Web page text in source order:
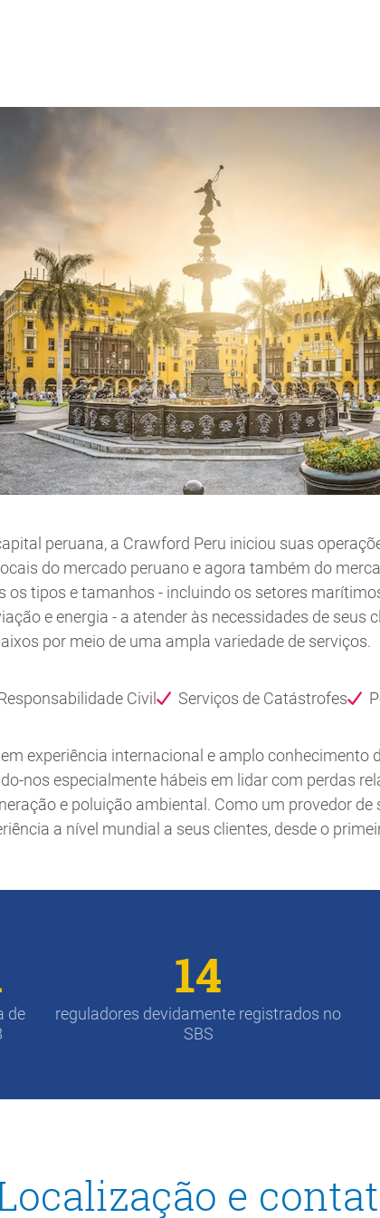
peruana, a Crawford Peru iniciou suas
do mercado peruano e agora também do
os tipos e tamanhos - incluindo os setores
e energia - a atender às necessidades de seus
por meio de uma ampla variedade de serviços.
Civil Serviços de Catástrofes
experiência internacional e amplo conhecimento
nos especialmente hábeis em lidar com perdas
e poluição ambiental. Como um provedor de
a nível mundial a seus clientes, desde o
de
14
reguladores devidamente registrados no
SBS
e